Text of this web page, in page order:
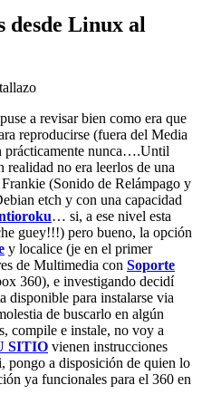
desde Linux al
a revisar bien como era que
reproducirse (fuera del Media
prácticamente nunca….Until
no era leerlos de una
(Sonido de Relámpago y
etch y con una capacidad
… si, a ese nivel esta
guey!!!) pero bueno, la opción
y localice (je en el primer
de Multimedia con Soporte
360), e investigando decidí
disponible para instalarse via
de buscarlo en algún
compile e instale, no voy a
SITIO vienen instrucciones
pongo a disposición de quien lo
ya funcionales para el 360 en